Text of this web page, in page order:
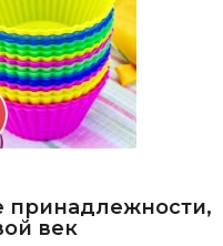
принадлежности,
век